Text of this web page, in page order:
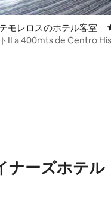
5つ星中5つ星の平均評価
モレロスのホテル客室
II a 400mts de Centro
ナ⁠ー⁠ズホ⁠テ⁠ル